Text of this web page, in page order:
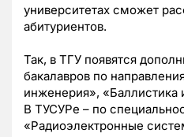
университетах сможет
абитуриентов.
Так, в ТГУ появятся
бакалавров по
инженерия», «Баллистика
В ТУСУРе – по
«Радиоэлектронные